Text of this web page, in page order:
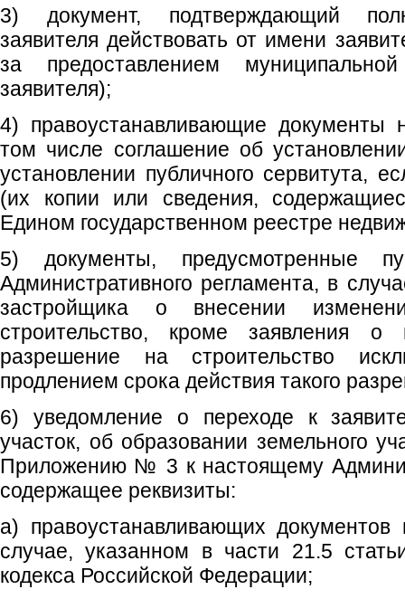
3) документ, подтверждающий
заявителя действовать от имени
за предоставлением
заявителя);
4) правоустанавливающие документы
том числе соглашение об
установлении публичного сервитута,
(их копии или сведения,
Едином государственном реестре
5) документы, предусмотренные
Административного регламента, в
застройщика о внесении
строительство, кроме заявления
разрешение на строительство
продлением срока действия такого
6) уведомление о переходе к
участок, об образовании земельного
Приложению № 3 к настоящему
содержащее реквизиты:
а) правоустанавливающих
случае, указанном в части 21.5
кодекса Российской Федерации;